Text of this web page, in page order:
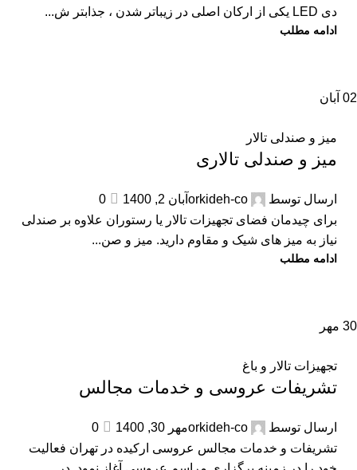
دی LED یکی از ارکان اصلی در زیباتر شدن ، جذابتر ش...
ادامه مطلب
02 آبان
میز و صندلی تالار
میز و صندلی تالاری
ارسال توسط orkideh-co آبان 2, 1400
0
برای چیدمان فضای تجهیزات تالار یا رستوران علاوه بر صندلی
نیاز به میز های شیک و مقاوم دارید. میز و صن...
ادامه مطلب
30 مهر
تجهیزات تالار و باغ
تشریفات عروسی و خدمات مجالس
ارسال توسط orkideh-coمهر 30, 1400
0
تشریفات و خدمات مجالس عروسی ارکیده در تهران فعالیت